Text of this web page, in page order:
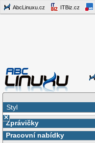
AbcLinuxu.cz ITBiz.cz
Styl
×
Zprávičky
Pracovní nabídky